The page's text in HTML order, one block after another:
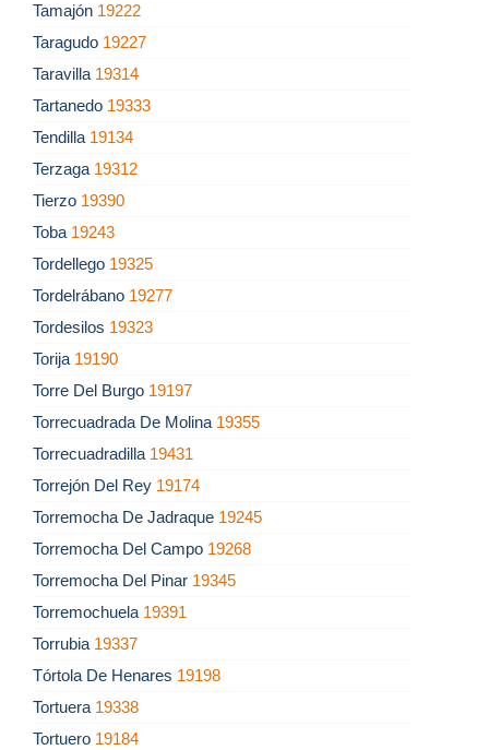
Tamajón 19222
Taragudo 19227
Taravilla 19314
Tartanedo 19333
Tendilla 19134
Terzaga 19312
Tierzo 19390
Toba 19243
Tordellego 19325
Tordelrábano 19277
Tordesilos 19323
Torija 19190
Torre Del Burgo 19197
Torrecuadrada De Molina 19355
Torrecuadradilla 19431
Torrejón Del Rey 19174
Torremocha De Jadraque 19245
Torremocha Del Campo 19268
Torremocha Del Pinar 19345
Torremochuela 19391
Torrubia 19337
Tórtola De Henares 19198
Tortuera 19338
Tortuero 19184